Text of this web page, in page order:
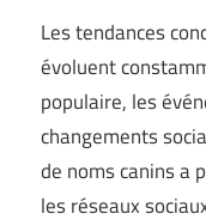
Les tendances
évoluent
populaire, les
changements
de noms canins a
les réseaux